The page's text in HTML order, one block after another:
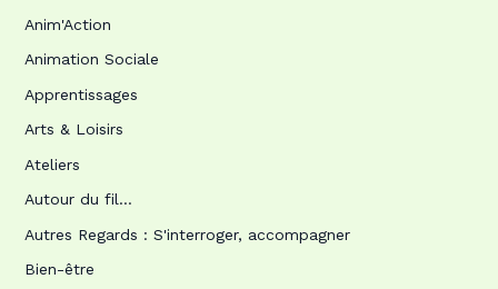
Anim'Action
Animation Sociale
Apprentissages
Arts & Loisirs
Ateliers
Autour du fil…
Autres Regards : S'interroger, accompagner
Bien-être